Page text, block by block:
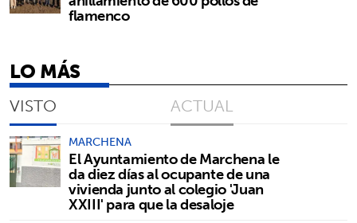
flamenco
LO MÁS
VISTO ACTUAL
MARCHENA
El Ayuntamiento de Marchena le
da diez días al ocupante de una
vivienda junto al colegio 'Juan
XXIII' para que la desaloje